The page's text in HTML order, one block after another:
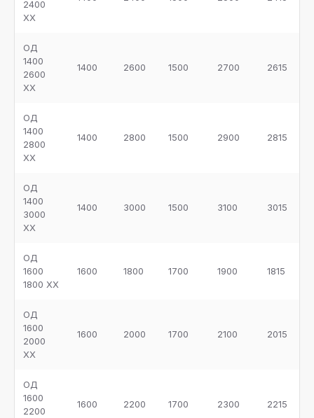
2400
ХХ
ОД
1400
2600
ХХ
1400 2600 1500 2700 2615
ОД
1400
2800
ХХ
1400 2800 1500 2900 2815
ОД
1400
3000
ХХ
1400 3000 1500 3100 3015
ОД
1600
1800 ХХ
1600 1800 1700 1900 1815
ОД
1600
2000
ХХ
1600 2000 1700 2100 2015
ОД
1600
2200
1600 2200 1700 2300 2215